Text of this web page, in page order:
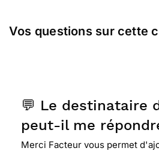
Vos questions sur cette
💬 Le destinataire
peut-il me
Merci Facteur vous permet